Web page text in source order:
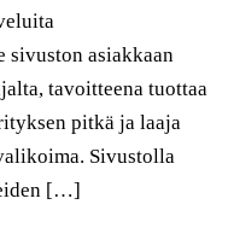
sivuston asiakkaan
tavoitteena tuottaa
pitkä ja laaja
Sivustolla
[…]